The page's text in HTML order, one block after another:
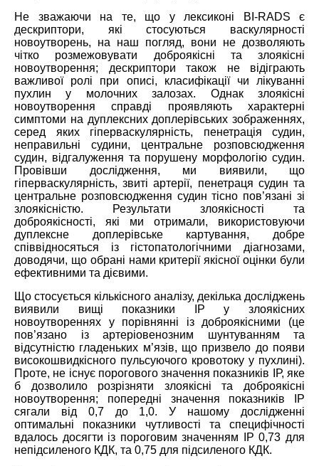
Не зважаючи на те, що у лексиконі BI-RADS є
дескриптори, які стосуються васкулярності
новоутворень, на наш погляд, вони не дозволяють
чітко розмежовувати доброякісні та злоякісні
новоутворення; дескриптори також не відіграють
важливої ролі при описі, класифікації чи лікуванні
пухлин у молочних залозах. Однак злоякісні
новоутворення справді проявляють характерні
симптоми на дуплексних доплерівських зображеннях,
серед яких гіперваскулярність, пенетрація судин,
неправильні судини, центральне розповсюдження
судин, відгалуження та порушену морфологію судин.
Провівши дослідження, ми виявили, що
гіперваскулярність, звиті артерії, пенетраця судин та
центральне розповсюдження судин тісно пов’язані зі
злоякісністю. Результати злоякісності та
доброякісності, які ми отримали, використовуючи
дуплексне доплерівське картування, добре
співвідносяться із гістопатологічними діагнозами,
доводячи, що обрані нами критерії якісної оцінки були
ефективними та дієвими.
Що стосується кількісного аналізу, декілька досліджень
виявили вищі показники ІР у злоякісних
новоутвореннях у порівнянні із доброякісними (це
пов’язано із артеріовенозним шунтуванням та
відсутністю гладеньких м’язів, що призвело до появи
високошвидкісного пульсуючого кровотоку у пухлині).
Проте, не існує порогового значення показників ІР, яке
б дозволило розрізняти злоякісні та доброякісні
новоутворення; попередні значення показників ІР
сягали від 0,7 до 1,0. У нашому дослідженні
оптимальні показники чутливості та специфічності
вдалось досягти із пороговим значенням ІР 0,73 для
непідсиленого КДК, та 0,75 для підсиленого КДК.